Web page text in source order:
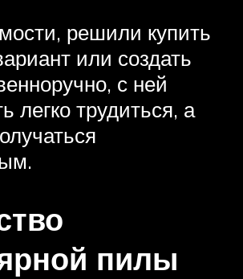
решили купить
или создать
с ней
легко трудиться, а
пилы